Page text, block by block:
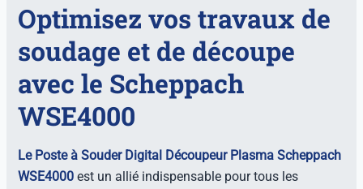
Optimisez vos travaux de
soudage et de découpe
avec le Scheppach
WSE4000
Le Poste à Souder Digital Découpeur Plasma Scheppach
WSE4000 est un allié indispensable pour tous les